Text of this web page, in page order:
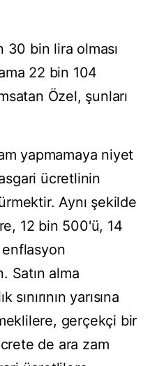
30 bin lira olması
22 bin 104
Özel, şunları
yapmamaya niyet
ücretlinin
Aynı şekilde
12 bin 500'ü, 14
Satın alma
sınırının yarısına
gerçekçi bir
de ara zam